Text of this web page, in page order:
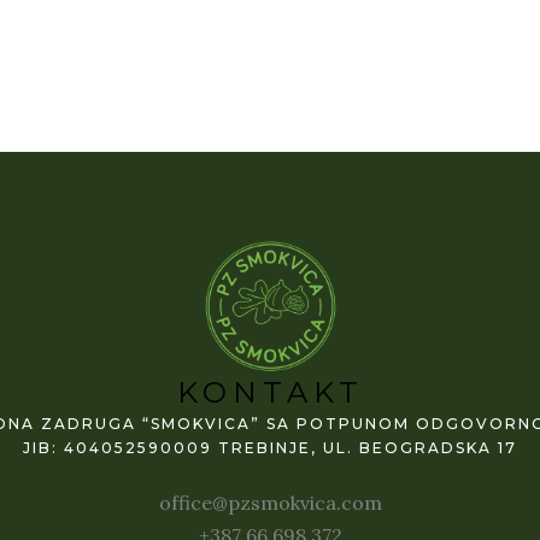
KONTAKT
ZADRUGA “SMOKVICA” SA POTPUNOM
JIB: 404052590009 TREBINJE, UL. BEOGRADSKA 17
office@pzsmokvica.com
+387 66 698 372